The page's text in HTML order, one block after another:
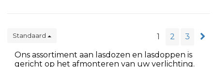
Standaard 1 2
3
Ons assortiment aan lasdozen en lasdoppen is
gericht op het afmonteren van uw verlichting.